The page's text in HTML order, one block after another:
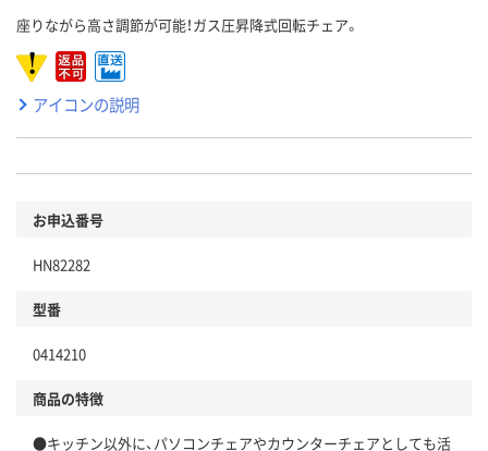
座りながら高さ調節が可能！ガス圧昇降式回転チェア。
アイコンの説明
お申込番号
HN82282
型番
0414210
商品の特徴
●キッチン以外に、パソコンチェアやカウンターチェアとしても活